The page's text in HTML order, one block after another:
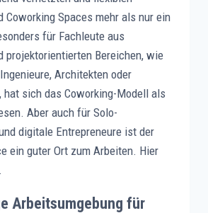
Spaces mehr als nur ein
für Fachleute aus
projektorientierten Bereichen, wie
Architekten oder
hat sich das Coworking-Modell als
Aber auch für Solo-
digitale Entrepreneure ist der
ein guter Ort zum Arbeiten. Hier
Arbeitsumgebung für